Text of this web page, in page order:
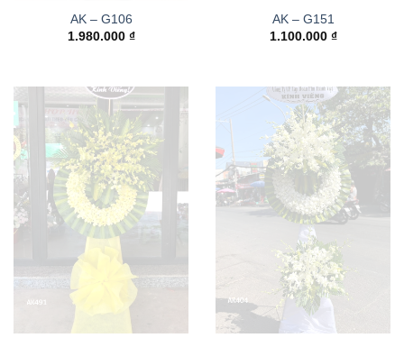
AK – G106
1.980.000 ₫
AK – G151
1.100.000 ₫